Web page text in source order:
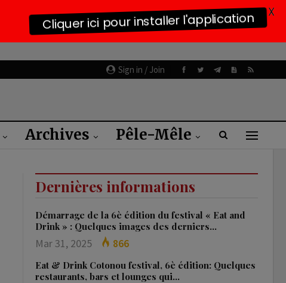
Sign in / Join
Archives Pêle-Mêle
Dernières informations
Démarrage de la 6è édition du festival « Eat and
Drink » : Quelques images des derniers…
Mar 31, 2025 866
Eat & Drink Cotonou festival, 6è édition: Quelques
restaurants, bars et lounges qui…
Cliquer ici pour installer l'application
X